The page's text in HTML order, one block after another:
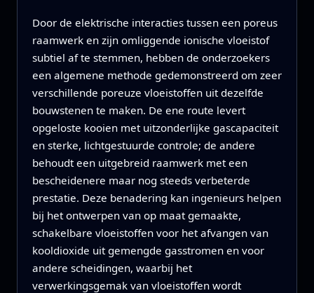
Door de elektrische interacties tussen een poreus
raamwerk en zijn omliggende ionische vloeistof
subtiel af te stemmen, hebben de onderzoekers
een algemene methode gedemonstreerd om zeer
verschillende poreuze vloeistoffen uit dezelfde
bouwstenen te maken. De ene route levert
opgeloste kooien met uitzonderlijke gascapaciteit
en sterke, lichtgestuurde controle; de andere
behoudt een uitgebreid raamwerk met een
bescheidenere maar nog steeds verbeterde
prestatie. Deze benadering kan ingenieurs helpen
bij het ontwerpen van op maat gemaakte,
schakelbare vloeistoffen voor het afvangen van
kooldioxide uit gemengde gasstromen en voor
andere scheidingen, waarbij het
verwerkingsgemak van vloeistoffen wordt